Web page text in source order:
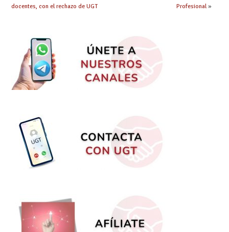
docentes, con el rechazo de UGT
Profesional»